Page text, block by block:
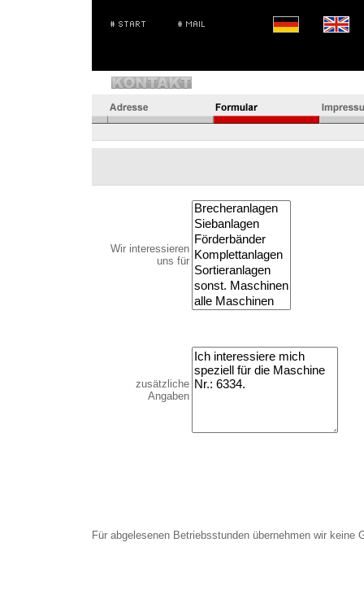
Wir interessieren
uns für
zusätzliche
Angaben
Für abgelesenen Betriebsstunden übernehmen wir keine